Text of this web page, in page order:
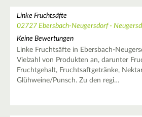
Linke Fruchtsäfte
02727 Ebersbach-Neugersdorf -
Keine Bewertungen
Linke Fruchtsäfte in Ebersbach-
Vielzahl von Produkten an, darunter
Fruchtgehalt, Fruchtsaftgetränke,
Glühweine/Punsch. Zu den regi…